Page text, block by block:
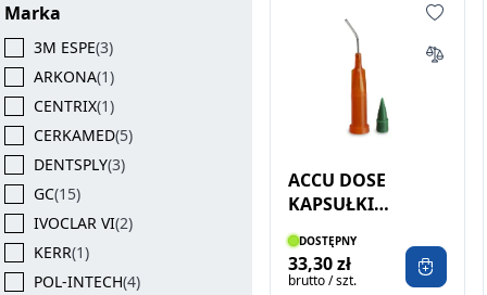
Marka
3M ESPE(3)
ARKONA(1)
CENTRIX(1)
CERKAMED(5)
DENTSPLY(3)
GC(15)
IVOCLAR VI(2)
KERR(1)
POL-INTECH(4)
ACCU DOSE
KAPSUŁKI
NAPEŁNIALNE
(1916) 10SZT
DOSTĘPNY
33,30 zł
brutto / szt.